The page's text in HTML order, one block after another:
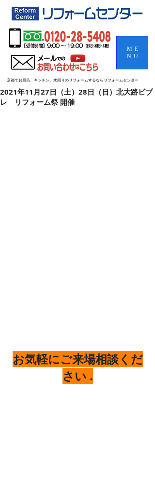
ME
NU
京都でお風呂、キッチン、水回りのリフォームするならリフォームセンター
2021年11月27日（土）28日（日）北大路ビブ
レ リフォーム祭 開催
お気軽にご来場相談くだ
さい .